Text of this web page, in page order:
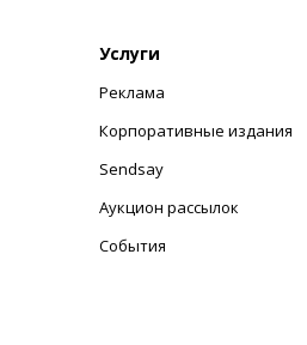
Услуги
Реклама
Корпоративные издания
Sendsay
Аукцион рассылок
События